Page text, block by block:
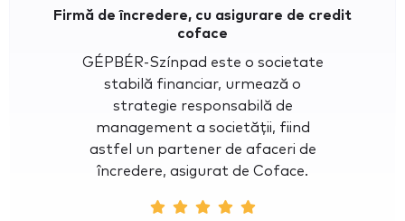
Firmă de încredere, cu asigurare de credit
coface
GÉPBÉR-Színpad este o societate
stabilă financiar, urmează o
strategie responsabilă de
management a societății, fiind
astfel un partener de afaceri de
încredere, asigurat de Coface.